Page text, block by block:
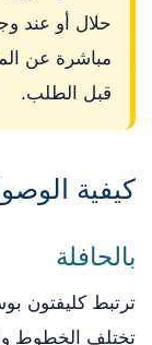
حلال أو عند
مباشرة عن
قبل الطلب.
كيفية
بالحافلة
ترتبط كليفتون
تختلف الخطوط